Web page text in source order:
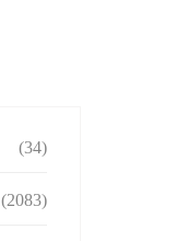
(34)
(2083)